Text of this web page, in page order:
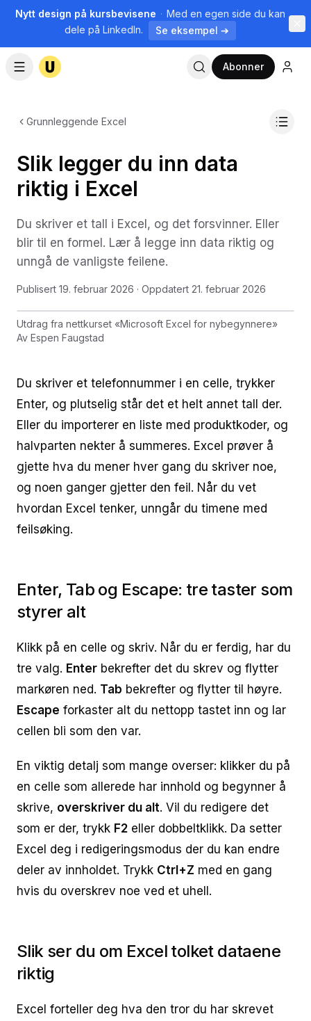
Nytt design på kursbevisene · Med en egen side du kan
dele på LinkedIn.
Se eksempel ➔
Abonner
Grunnleggende Excel
Slik legger du inn data
riktig i Excel
Du skriver et tall i Excel, og det forsvinner. Eller
blir til en formel. Lær å legge inn data riktig og
unngå de vanligste feilene.
Publisert 19. februar 2026 · Oppdatert 21. februar 2026
Utdrag fra nettkurset «Microsoft Excel for nybegynnere»
Av Espen Faugstad
Du skriver et telefonnummer i en celle, trykker
Enter, og plutselig står det et helt annet tall der.
Eller du importerer en liste med produktkoder, og
halvparten nekter å summeres. Excel prøver å
gjette hva du mener hver gang du skriver noe,
og noen ganger gjetter den feil. Når du vet
hvordan Excel tenker, unngår du timene med
feilsøking.
Enter, Tab og Escape: tre taster som
styrer alt
Klikk på en celle og skriv. Når du er ferdig, har du
tre valg. Enter bekrefter det du skrev og flytter
markøren ned. Tab bekrefter og flytter til høyre.
Escape forkaster alt du nettopp tastet inn og lar
cellen bli som den var.
En viktig detalj som mange overser: klikker du på
en celle som allerede har innhold og begynner å
skrive, overskriver du alt. Vil du redigere det
som er der, trykk F2 eller dobbeltklikk. Da setter
Excel deg i redigeringsmodus der du kan endre
deler av innholdet. Trykk Ctrl+Z med en gang
hvis du overskrev noe ved et uhell.
Slik ser du om Excel tolket dataene
riktig
Excel forteller deg hva den tror du har skrevet